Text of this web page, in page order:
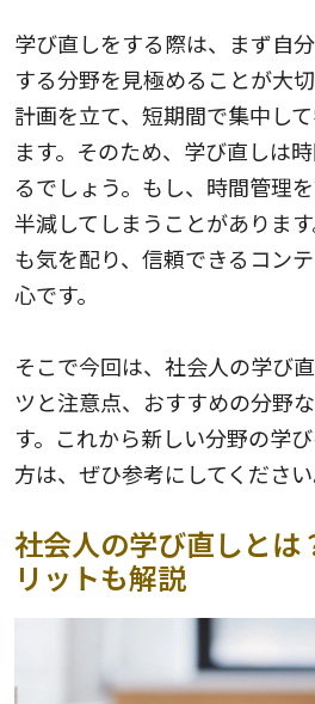
学び直しをする際は、まず自
する分野を見極めることが大
計画を立て、短期間で集中し
ます。そのため、学び直しは
るでしょう。もし、時間管理
半減してしまうことがありま
も気を配り、信頼できるコン
心です。
そこで今回は、社会人の学び
ツと注意点、おすすめの分野
す。これから新しい分野の学
方は、ぜひ参考にしてください
社会人の学び直しとは
リットも解説